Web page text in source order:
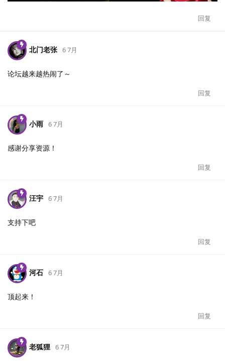
回复
北门老张 6 7月
论坛越来越热闹了～
回复
小雨 6 7月
感谢分享资源！
回复
汪宇 6 7月
支持下吧
回复
河石 6 7月
顶起来！
回复
老狐狸 6 7月